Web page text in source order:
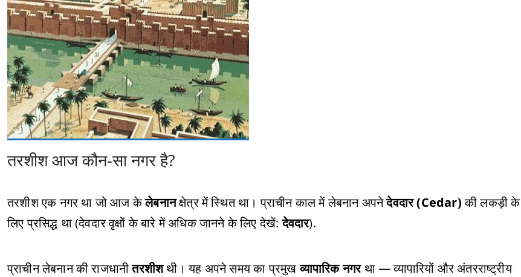
तरशीश आज कौन-सा नगर है?
तरशीश एक नगर था जो आज केलेबनानक्षेत्र में स्थित था। प्राचीन काल में लेबनान अपनेदेवदार (Cedar)की लकड़ी के
लिए प्रसिद्ध था (देवदार वृक्षों के बारे में अधिक जानने के लिए देखें:देवदार).
प्राचीन लेबनान की राजधानीतरशीशथी। यह अपने समय का प्रमुखव्यापारिक नगरथा — व्यापारियों और अंतरराष्ट्रीय